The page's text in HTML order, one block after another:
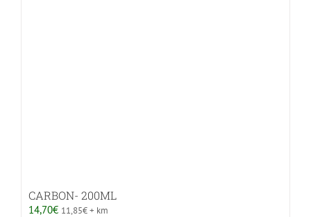
CARBON- 200ML
14,70€ 11,85€+ km